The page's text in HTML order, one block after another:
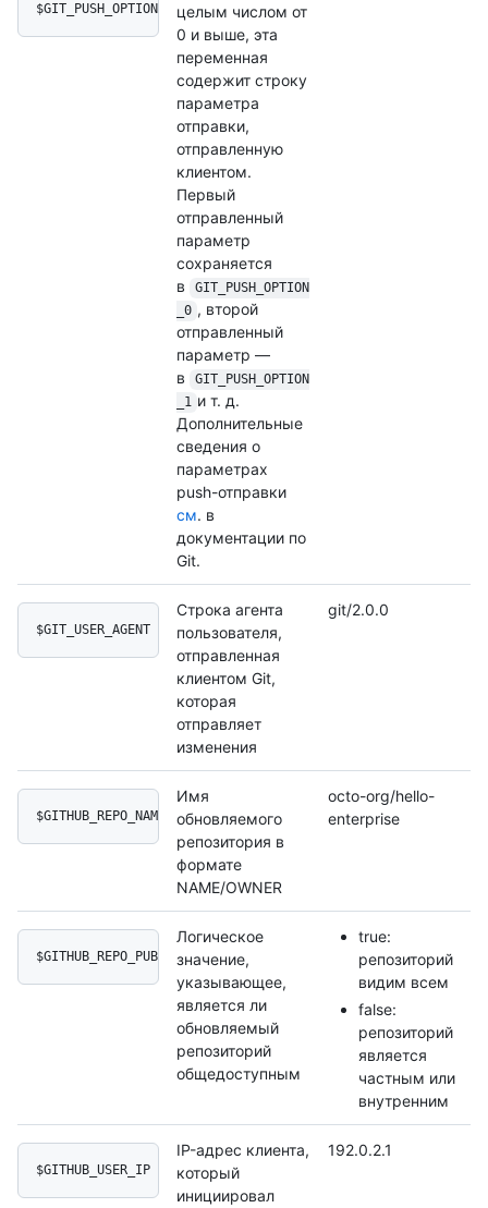
$GIT_PUSH_OPTION_N
целым числом от
0 и выше, эта
переменная
содержит строку
параметра
отправки,
отправленную
клиентом.
Первый
отправленный
параметр
сохраняется
в
GIT_PUSH_OPTION
_0 , второй
отправленный
параметр —
в
GIT_PUSH_OPTION
_1 и т. д.
Дополнительные
сведения о
параметрах
push-отправки
см. в
документации по
Git.
$GIT_USER_AGENT
Строка агента
пользователя,
отправленная
клиентом Git,
которая
отправляет
изменения
git/2.0.0
$GITHUB_REPO_NAME
Имя
обновляемого
репозитория в
формате
NAME/OWNER
octo-org/hello-
enterprise
$GITHUB_REPO_PUBLIC
Логическое
значение,
указывающее,
является ли
обновляемый
репозиторий
общедоступным
true:
репозиторий
видим всем
false:
репозиторий
является
частным или
внутренним
$GITHUB_USER_IP
IP-адрес клиента,
который
инициировал
192.0.2.1